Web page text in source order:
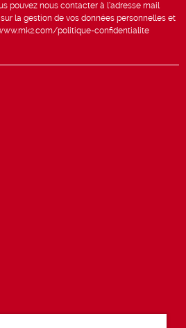
pouvez nous contacter à l’adresse mail
la gestion de vos données personnelles et
politique-confidentialite